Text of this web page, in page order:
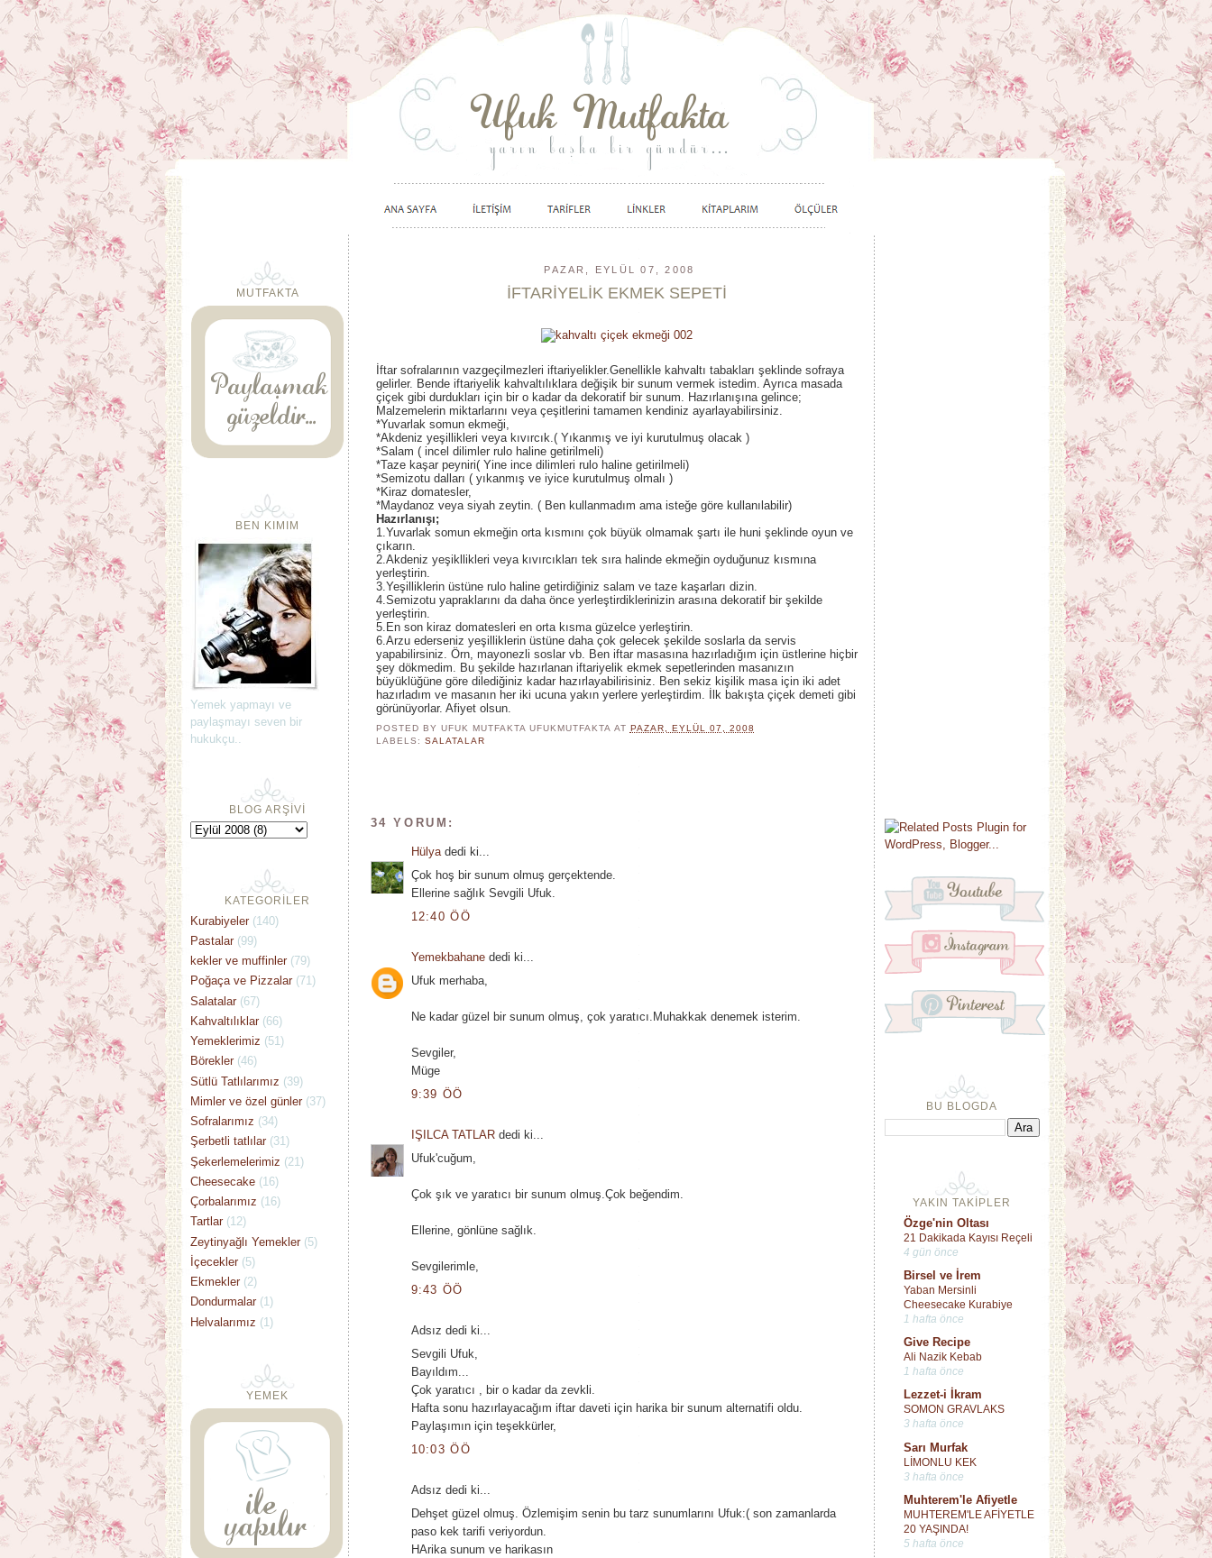
BU BLOGDA
YAKIN TAKİPLER
Özge'nin Oltası
21 Dakikada Kayısı Reçeli
4 gün önce
Birsel ve İrem
Yaban Mersinli
Cheesecake Kurabiye
1 hafta önce
Give Recipe
Ali Nazik Kebab
1 hafta önce
Lezzet-i İkram
SOMON GRAVLAKS
3 hafta önce
Sarı Murfak
LİMONLU KEK
3 hafta önce
Muhterem'le Afiyetle
MUHTEREM'LE AFİYETLE
20 YAŞINDA!
5 hafta önce
PAZAR, EYLÜL 07, 2008
İFTARİYELİK EKMEK SEPETİ
İftar sofralarının vazgeçilmezleri iftariyelikler.Genellikle kahvaltı tabakları şeklinde sofraya
gelirler. Bende iftariyelik kahvaltılıklara değişik bir sunum vermek istedim. Ayrıca masada
çiçek gibi durdukları için bir o kadar da dekoratif bir sunum. Hazırlanışına gelince;
Malzemelerin miktarlarını veya çeşitlerini tamamen kendiniz ayarlayabilirsiniz.
*Yuvarlak somun ekmeği,
*Akdeniz yeşillikleri veya kıvırcık.( Yıkanmış ve iyi kurutulmuş olacak )
*Salam ( incel dilimler rulo haline getirilmeli)
*Taze kaşar peyniri( Yine ince dilimleri rulo haline getirilmeli)
*Semizotu dalları ( yıkanmış ve iyice kurutulmuş olmalı )
*Kiraz domatesler,
*Maydanoz veya siyah zeytin. ( Ben kullanmadım ama isteğe göre kullanılabilir)
Hazırlanışı;
1.Yuvarlak somun ekmeğin orta kısmını çok büyük olmamak şartı ile huni şeklinde oyun ve
çıkarın.
2.Akdeniz yeşikllikleri veya kıvırcıkları tek sıra halinde ekmeğin oyduğunuz kısmına
yerleştirin.
3.Yeşilliklerin üstüne rulo haline getirdiğiniz salam ve taze kaşarları dizin.
4.Semizotu yapraklarını da daha önce yerleştirdiklerinizin arasına dekoratif bir şekilde
yerleştirin.
5.En son kiraz domatesleri en orta kısma güzelce yerleştirin.
6.Arzu ederseniz yeşilliklerin üstüne daha çok gelecek şekilde soslarla da servis
yapabilirsiniz. Örn, mayonezli soslar vb. Ben iftar masasına hazırladığım için üstlerine hiçbir
şey dökmedim. Bu şekilde hazırlanan iftariyelik ekmek sepetlerinden masanızın
büyüklüğüne göre dilediğiniz kadar hazırlayabilirisiniz. Ben sekiz kişilik masa için iki adet
hazırladım ve masanın her iki ucuna yakın yerlere yerleştirdim. İlk bakışta çiçek demeti gibi
görünüyorlar. Afiyet olsun.
POSTED BY UFUK MUTFAKTAUFUKMUTFAKTA AT PAZAR, EYLÜL 07, 2008
LABELS:SALATALAR
34 YORUM:
Hülyadedi ki...
Çok hoş bir sunum olmuş gerçektende.
Ellerine sağlık Sevgili Ufuk.
12:40 ÖÖ
Yemekbahanededi ki...
Ufuk merhaba,
Ne kadar güzel bir sunum olmuş, çok yaratıcı.Muhakkak denemek isterim.
Sevgiler,
Müge
9:39 ÖÖ
IŞILCA TATLARdedi ki...
Ufuk'cuğum,
Çok şık ve yaratıcı bir sunum olmuş.Çok beğendim.
Ellerine, gönlüne sağlık.
Sevgilerimle,
9:43 ÖÖ
Adsız dedi ki...
Sevgili Ufuk,
Bayıldım...
Çok yaratıcı , bir o kadar da zevkli.
Hafta sonu hazırlayacağım iftar daveti için harika bir sunum alternatifi oldu.
Paylaşımın için teşekkürler,
10:03 ÖÖ
Adsız dedi ki...
Dehşet güzel olmuş. Özlemişim senin bu tarz sunumlarını Ufuk:( son zamanlarda
paso kek tarifi veriyordun.
HArika sunum ve harikasın
MUTFAKTA
BEN KIMIM
Yemek yapmayı ve
paylaşmayı seven bir
hukukçu..
BLOG ARŞİVİ
KATEGORİLER
Kurabiyeler (140)
Pastalar (99)
kekler ve muffinler (79)
Poğaça ve Pizzalar (71)
Salatalar (67)
Kahvaltılıklar (66)
Yemeklerimiz (51)
Börekler (46)
Sütlü Tatlılarımız (39)
Mimler ve özel günler (37)
Sofralarımız (34)
Şerbetli tatlılar (31)
Şekerlemelerimiz (21)
Cheesecake (16)
Çorbalarımız (16)
Tartlar (12)
Zeytinyağlı Yemekler (5)
İçecekler (5)
Ekmekler (2)
Dondurmalar (1)
Helvalarımız (1)
YEMEK